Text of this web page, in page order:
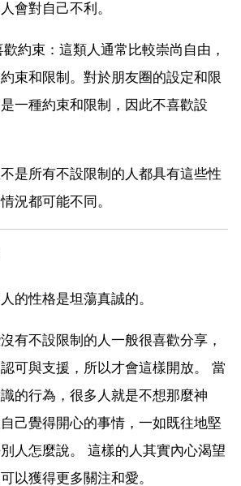
會對自己不利。
約束：這類人通常比較崇尚自由，
束和限制。對於朋友圈的設定和限
一種約束和限制，因此不喜歡設
是所有不設限制的人都具有這些性
況都可能不同。
的性格是坦蕩真誠的。
有不設限制的人一般很喜歡分享，
可與支援，所以才會這樣開放。 當
的行為，很多人就是不想那麼神
己覺得開心的事情，一如既往地堅
人怎麼說。 這樣的人其實內心渴望
以獲得更多關注和愛。